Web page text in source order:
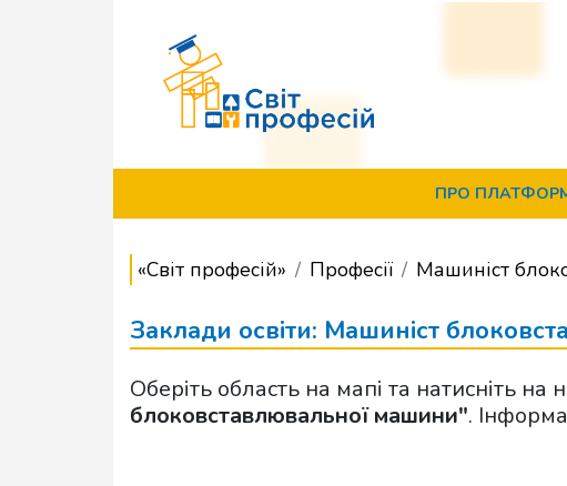
ПРО
«Світ професій» Професії Машиніст
Заклади освіти: Машиніст
Оберіть область на мапі та натисніть
блоковставлювальної машини".